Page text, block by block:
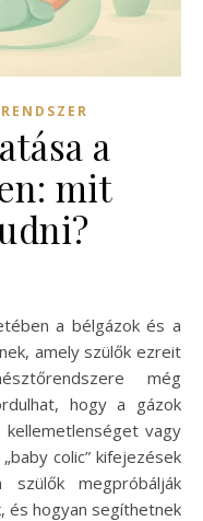
a
mit
amely szülők ezreit
még
hogy a gázok
kellemetlenséget vagy
colic” kifejezések
megpróbálják
és hogyan segíthetnek